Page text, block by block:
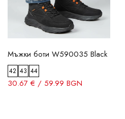
Мъжки боти W590035 Black
42 43 44
30.67 € / 59.99 BGN